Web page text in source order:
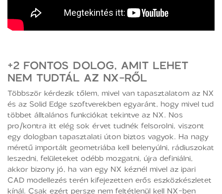
+2 FONTOS DOLOG, AMIT LEHET
NEM TUDTÁL AZ NX-RŐL
Többször kérdezik tőlem, mivel van tapasztalatom az NX
és az Solid Edge szoftverekben egyaránt, hogy mivel tud
többet álltalános funkciókat tekintve az NX. Nos
pro/kontra itt elég sok érvet tudnék felsorolni, viszont
egy dologban tapasztalati úton biztos vagyok. Ha nagy
méretű importált geometriába kell belenyúlni, rádiuszokat
leszedni, felületeket odébb mozgatni, újra definiálni,
akkor bizony jó, ha van egy NX kéznél mivel az ipari
CAD modellezés terén kifejezetten erős eszközkészletet
kínál. Csak ezért persze nem feltétlenül kell NX-ben